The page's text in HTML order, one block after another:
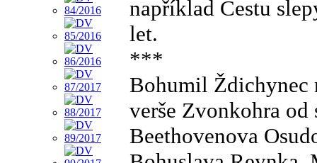
například Cestu
let.
***
Bohumil Ždichynec
verše Zvonkohra od
Beethovenova